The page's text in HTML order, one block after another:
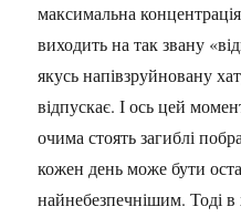
максимальна
виходить на так звану
якусь напівзруйновану
відпускає. І ось цей
очима стоять загиблі
кожен день може бути
найнебезпечнішим. Тоді в